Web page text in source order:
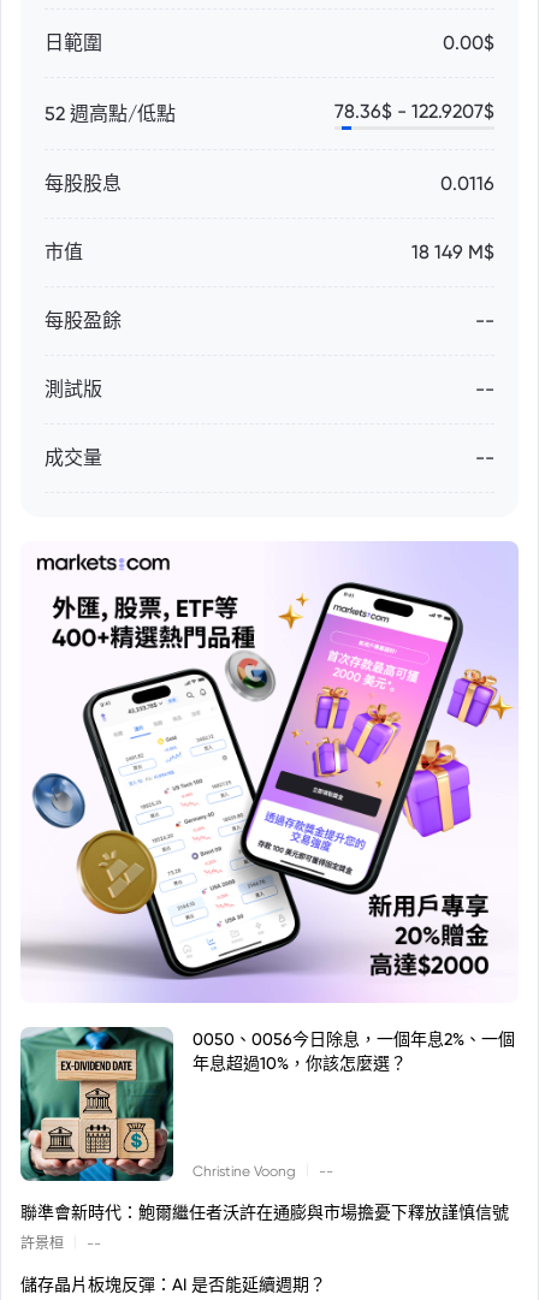
日範圍 0.00$
52 週高點/低點 78.36$ - 122.9207$
每股股息 0.0116
市值 18 149 M$
每股盈餘 --
測試版 --
成交量 --
0050、0056今日除息，一個年息2%、一個
年息超過10%，你該怎麼選？
Christine Voong --
聯準會新時代：鮑爾繼任者沃許在通膨與市場擔憂下釋放謹慎信號
許景桓 --
儲存晶片板塊反彈：AI 是否能延續週期？